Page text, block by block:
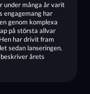
under många år varit
engagemang har
genom komplexa
på största allvar
har drivit fram
sedan lanseringen.
årets